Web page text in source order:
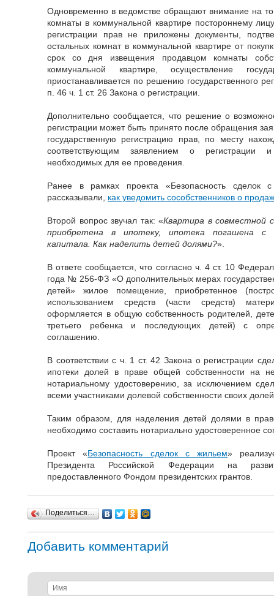
Одновременно в ведомстве обращают внимание на
комнаты в коммунальной квартире постороннему
регистрации прав не приложены документы,
остальных комнат в коммунальной квартире от
срок со дня извещения продавцом комнаты
коммунальной квартире, осуществление
приостанавливается по решению государственного
п. 46 ч. 1 ст. 26 Закона о регистрации.
Дополнительно сообщается, что решение о
регистрации может быть принято после обращения
государственную регистрацию прав, по месту
соответствующим заявлением о регистрации и
необходимых для ее проведения.
Ранее в рамках проекта «Безопасность
рассказывали, как уведомить сособственников о
Второй вопрос звучал так: «Квартира в совместной
приобретена в ипотеку, ипотека погашена с
капитала. Как наделить детей долями?».
В ответе сообщается, что согласно ч. 4 ст. 10
года № 256-ФЗ «О дополнительных мерах
детей» жилое помещение, приобретенное
использованием средств (части средств)
оформляется в общую собственность родителей,
третьего ребенка и последующих детей) с
соглашению.
В соответствии с ч. 1 ст. 42 Закона о регистрации
ипотеки долей в праве общей собственности на
нотариальному удостоверению, за исключением
всеми участниками долевой собственности своих
Таким образом, для наделения детей долями в
необходимо составить нотариально удостоверенное
Проект «Безопасность сделок с жильем»
Президента Российской Федерации на
предоставленного Фондом президентских грантов.
Поделиться…
Добавить комментарий
Имя